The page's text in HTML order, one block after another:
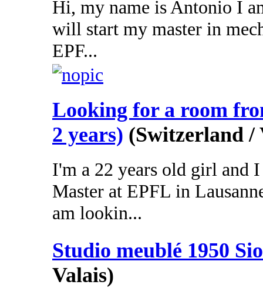
Hi, my name is Antonio I
will start my master in
EPF...
Looking for a room
2 years) (Switzerland /
I'm a 22 years old girl and
Master at EPFL in
am lookin...
Studio meublé 1950
Valais)